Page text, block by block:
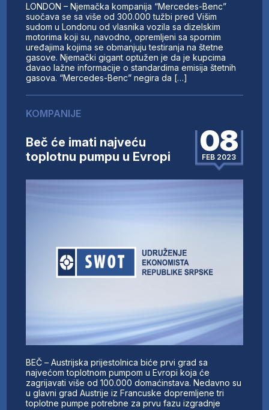
LONDON – Njemačka kompanija “Mercedes-Benc”
suočava se sa više od 300.000 tužbi pred Višim
sudom u Londonu od vlasnika vozila sa dizelskim
motorima koji su, navodno, opremljeni sa spornim
uređajima kojima se obmanjuju testiranja na štetne
gasove. Njemački gigant optužen je da je kupcima
davao lažne informacije o standardima emisija štetnih
gasova. “Mercedes-Benc” negira da […]
KOMPANIJE
Beč će imati najveću
toplotnu pumpu u Evropi
08
FEB 2023
BEČ – Austrijska prijestolnica biće prvi grad sa
najvećom toplotnom pumpom u Evropi koja će
zagrijavati više od 100.000 domaćinstava. Nedavno su
u glavni grad Austrije iz Francuske dopremljene tri
toplotne pumpe potrebne za prvu fazu izgradnje